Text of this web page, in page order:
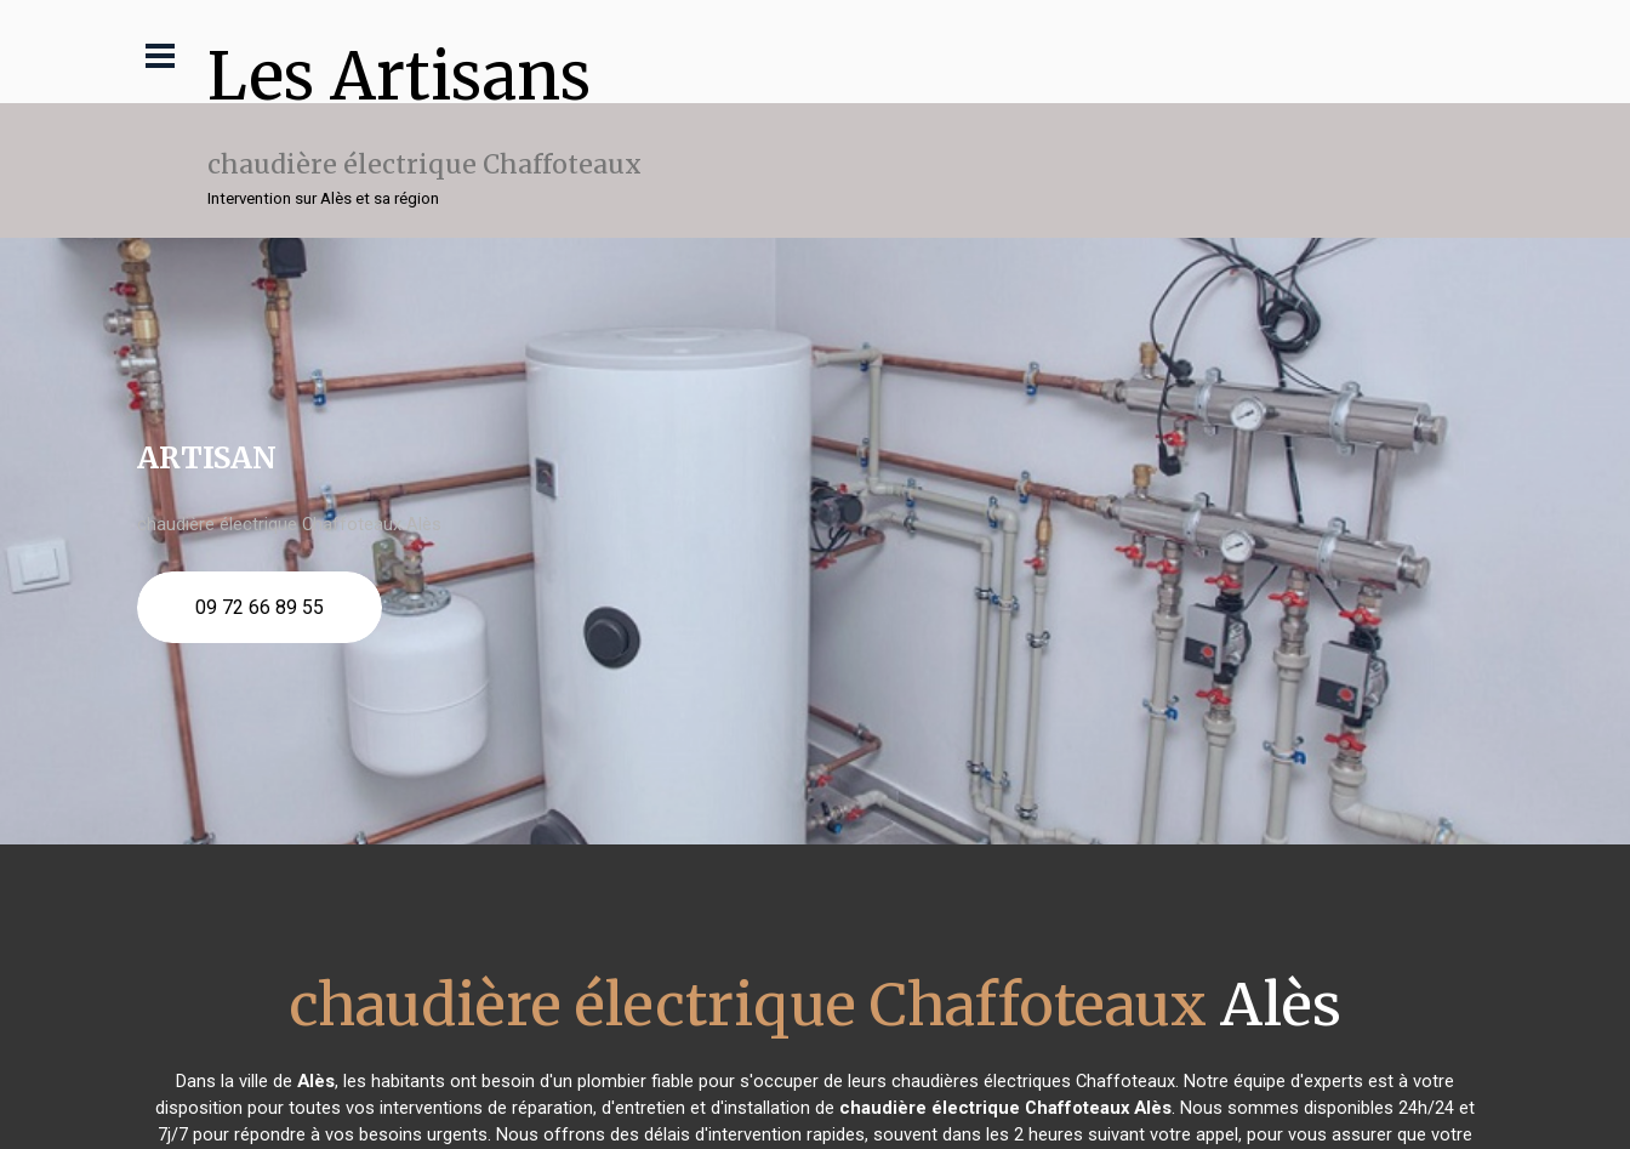
Les Artisans
chaudière électrique Chaffoteaux
Intervention sur Alès et sa région
ARTISAN
chaudière électrique Chaffoteaux Alès
09 72 66 89 55
chaudière électrique Chaffoteaux Alès
Dans la ville de Alès, les habitants ont besoin d'un plombier fiable pour s'occuper de leurs chaudières électriques Chaffoteaux. Notre équipe d'experts est à votre
disposition pour toutes vos interventions de réparation, d'entretien et d'installation de chaudière électrique Chaffoteaux Alès. Nous sommes disponibles 24h/24 et
7j/7 pour répondre à vos besoins urgents. Nous offrons des délais d'intervention rapides, souvent dans les 2 heures suivant votre appel, pour vous assurer que votre